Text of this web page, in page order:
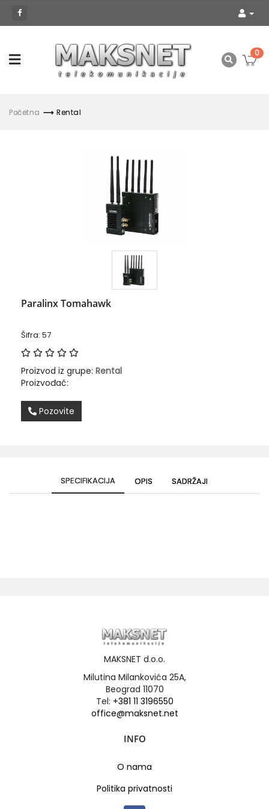
0
Početna Rental
Paralinx Tomahawk
Šifra: 57
Proizvod iz grupe: Rental
Proizvođač:
Pozovite
SPECIFIKACIJA OPIS SADRŽAJI
MAKSNET d.o.o.
Milutina Milankovića 25A,
Beograd 11070
Tel: +381 11 3196550
office@maksnet.net
INFO
O nama
Politika privatnosti